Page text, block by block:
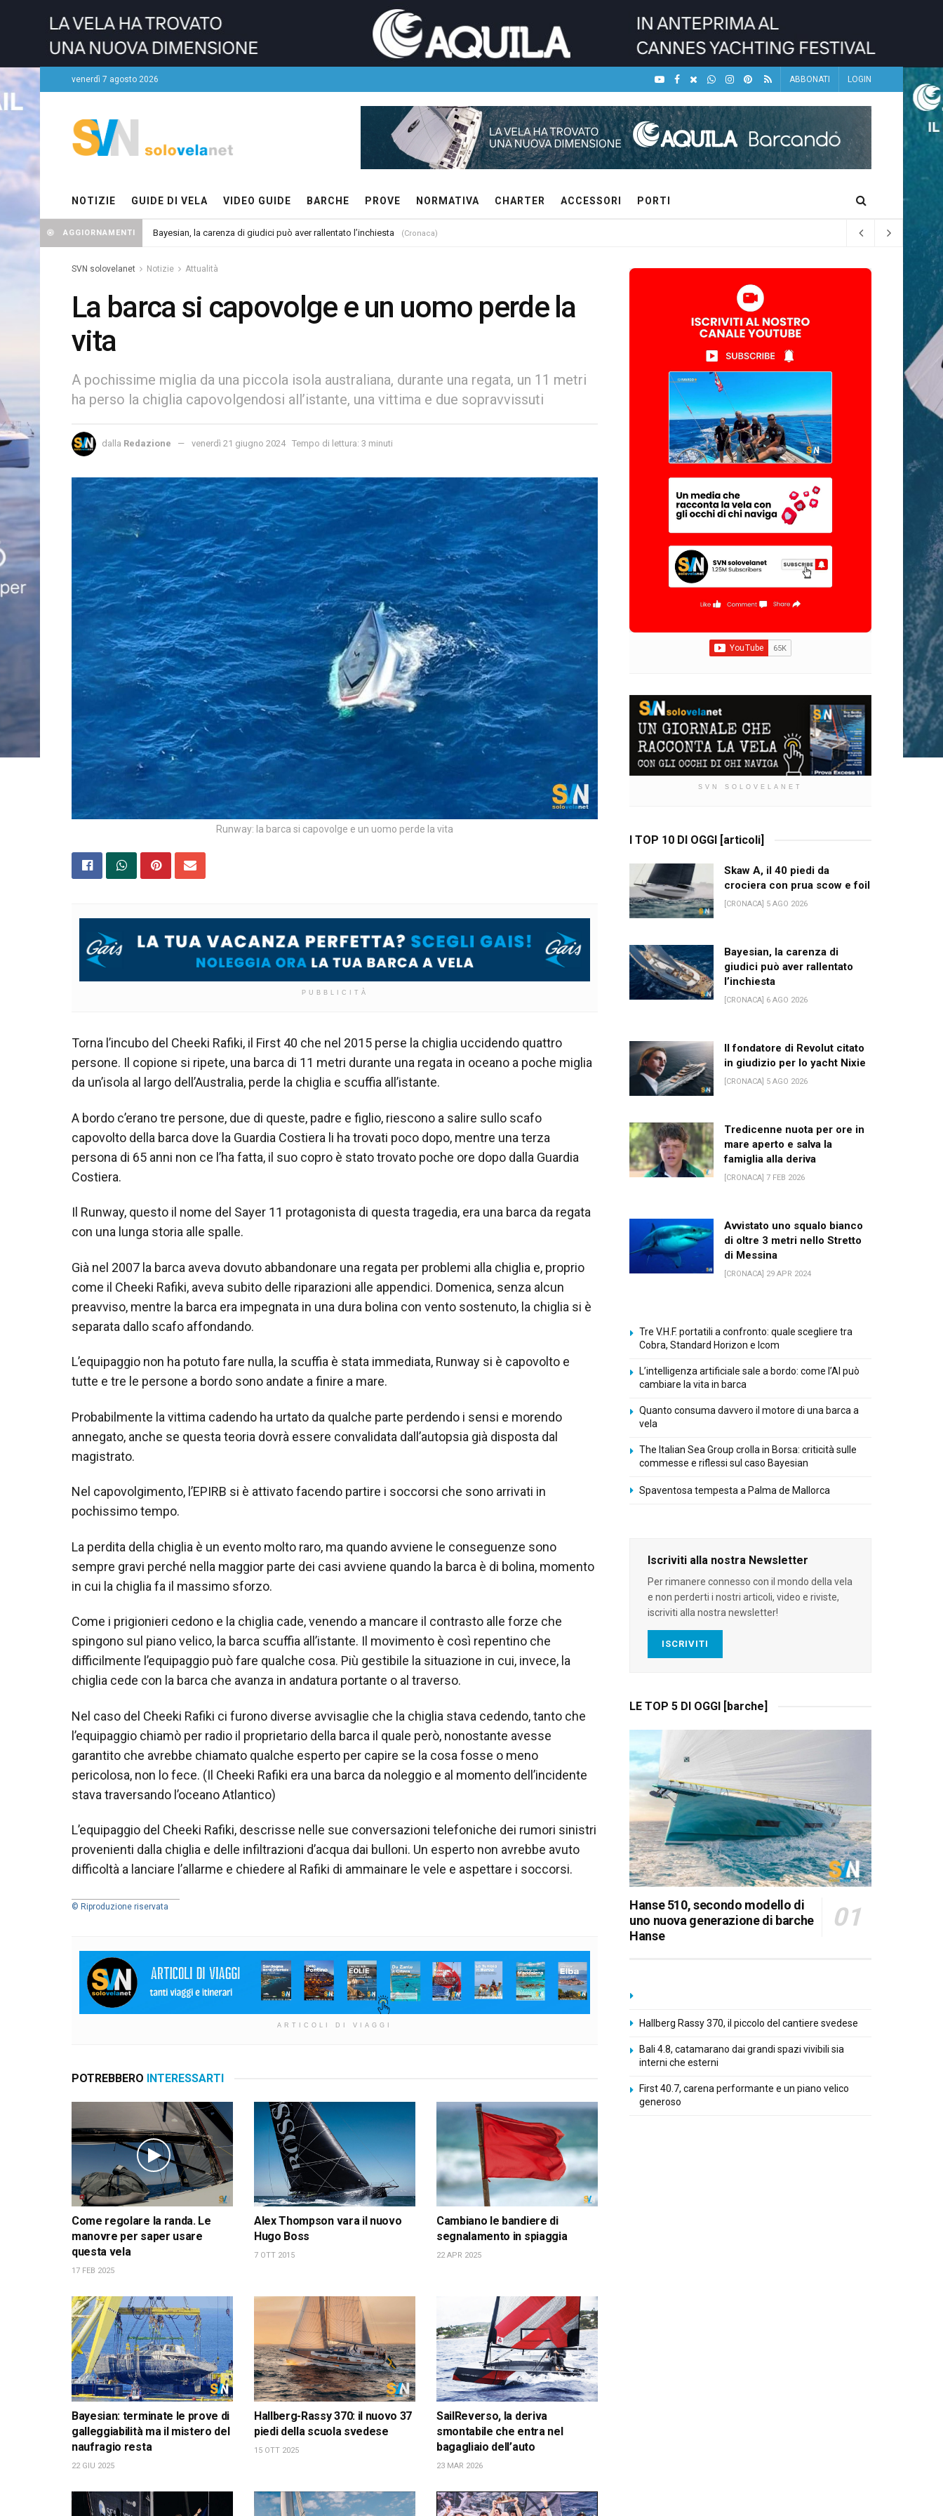
venerdì 7 agosto 2026 ABBONATI LOGIN
NOTIZIE GUIDE DI VELA VIDEO GUIDE BARCHE PROVE NORMATIVA CHARTER ACCESSORI PORTI
AGGIORNAMENTI Bayesian, la carenza di giudici può aver rallentato l’inchiesta (Cronaca)
SVN solovelanet Notizie Attualità
La barca si capovolge e un uomo perde la
vita
A pochissime miglia da una piccola isola australiana, durante una regata, un 11 metri
ha perso la chiglia capovolgendosi all’istante, una vittima e due sopravvissuti
dalla Redazione venerdì 21 giugno 2024 Tempo di lettura: 3 minuti
Runway: la barca si capovolge e un uomo perde la vita
PUBBLICITÀ
Torna l’incubo del Cheeki Rafiki, il First 40 che nel 2015 perse la chiglia uccidendo quattro
persone. Il copione si ripete, una barca di 11 metri durante una regata in oceano a poche miglia
da un’isola al largo dell’Australia, perde la chiglia e scuffia all’istante.
A bordo c’erano tre persone, due di queste, padre e figlio, riescono a salire sullo scafo
capovolto della barca dove la Guardia Costiera li ha trovati poco dopo, mentre una terza
persona di 65 anni non ce l’ha fatta, il suo copro è stato trovato poche ore dopo dalla Guardia
Costiera.
Il Runway, questo il nome del Sayer 11 protagonista di questa tragedia, era una barca da regata
con una lunga storia alle spalle.
Già nel 2007 la barca aveva dovuto abbandonare una regata per problemi alla chiglia e, proprio
come il Cheeki Rafiki, aveva subito delle riparazioni alle appendici. Domenica, senza alcun
preavviso, mentre la barca era impegnata in una dura bolina con vento sostenuto, la chiglia si è
separata dallo scafo affondando.
L’equipaggio non ha potuto fare nulla, la scuffia è stata immediata, Runway si è capovolto e
tutte e tre le persone a bordo sono andate a finire a mare.
Probabilmente la vittima cadendo ha urtato da qualche parte perdendo i sensi e morendo
annegato, anche se questa teoria dovrà essere convalidata dall’autopsia già disposta dal
magistrato.
Nel capovolgimento, l’EPIRB si è attivato facendo partire i soccorsi che sono arrivati in
pochissimo tempo.
La perdita della chiglia è un evento molto raro, ma quando avviene le conseguenze sono
sempre gravi perché nella maggior parte dei casi avviene quando la barca è di bolina, momento
in cui la chiglia fa il massimo sforzo.
Come i prigionieri cedono e la chiglia cade, venendo a mancare il contrasto alle forze che
spingono sul piano velico, la barca scuffia all’istante. Il movimento è così repentino che
difficilmente l’equipaggio può fare qualche cosa. Più gestibile la situazione in cui, invece, la
chiglia cede con la barca che avanza in andatura portante o al traverso.
Nel caso del Cheeki Rafiki ci furono diverse avvisaglie che la chiglia stava cedendo, tanto che
l’equipaggio chiamò per radio il proprietario della barca il quale però, nonostante avesse
garantito che avrebbe chiamato qualche esperto per capire se la cosa fosse o meno
pericolosa, non lo fece. (Il Cheeki Rafiki era una barca da noleggio e al momento dell’incidente
stava traversando l’oceano Atlantico)
L’equipaggio del Cheeki Rafiki, descrisse nelle sue conversazioni telefoniche dei rumori sinistri
provenienti dalla chiglia e delle infiltrazioni d’acqua dai bulloni. Un esperto non avrebbe avuto
difficoltà a lanciare l’allarme e chiedere al Rafiki di ammainare le vele e aspettare i soccorsi.
© Riproduzione riservata
ARTICOLI DI VIAGGI
POTREBBERO INTERESSARTI
Come regolare la randa. Le
manovre per saper usare
questa vela
17 FEB 2025
Alex Thompson vara il nuovo
Hugo Boss
7 OTT 2015
Cambiano le bandiere di
segnalamento in spiaggia
22 APR 2025
Bayesian: terminate le prove di
galleggiabilità ma il mistero del
naufragio resta
22 GIU 2025
Hallberg-Rassy 370: il nuovo 37
piedi della scuola svedese
15 OTT 2025
SailReverso, la deriva
smontabile che entra nel
bagagliaio dell’auto
23 MAR 2026
SVN SOLOVELANET
I TOP 10 DI OGGI [articoli]
Skaw A, il 40 piedi da
crociera con prua scow e foil
[CRONACA] 5 AGO 2026
Bayesian, la carenza di
giudici può aver rallentato
l’inchiesta
[CRONACA] 6 AGO 2026
Il fondatore di Revolut citato
in giudizio per lo yacht Nixie
[CRONACA] 5 AGO 2026
Tredicenne nuota per ore in
mare aperto e salva la
famiglia alla deriva
[CRONACA] 7 FEB 2026
Avvistato uno squalo bianco
di oltre 3 metri nello Stretto
di Messina
[CRONACA] 29 APR 2024
Tre V.H.F. portatili a confronto: quale scegliere tra
Cobra, Standard Horizon e Icom
L’intelligenza artificiale sale a bordo: come l’AI può
cambiare la vita in barca
Quanto consuma davvero il motore di una barca a
vela
The Italian Sea Group crolla in Borsa: criticità sulle
commesse e riflessi sul caso Bayesian
Spaventosa tempesta a Palma de Mallorca
Iscriviti alla nostra Newsletter
Per rimanere connesso con il mondo della vela
e non perderti i nostri articoli, video e riviste,
iscriviti alla nostra newsletter!
ISCRIVITI
LE TOP 5 DI OGGI [barche]
Hanse 510, secondo modello di
uno nuova generazione di barche
Hanse
Hallberg Rassy 370, il piccolo del cantiere svedese
Bali 4.8, catamarano dai grandi spazi vivibili sia
interni che esterni
First 40.7, carena performante e un piano velico
generoso